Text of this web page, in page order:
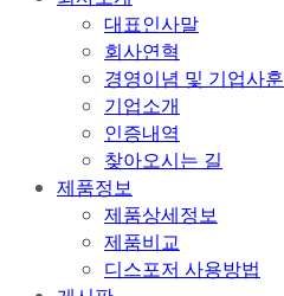
대표인사말
회사연혁
경영이념 및 기업사훈
기업소개
인증내역
찾아오시는 길
제품정보
제품상세정보
제품비교
디스포저 사용방법